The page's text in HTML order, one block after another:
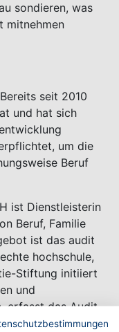
sondieren, was
mitnehmen
Bereits seit 2010
und hat sich
um die
Beruf
ist Dienstleisterin
Beruf, Familie
ist das audit
hochschule,
Stiftung initiiert
und
erfasst das Audit
familien-